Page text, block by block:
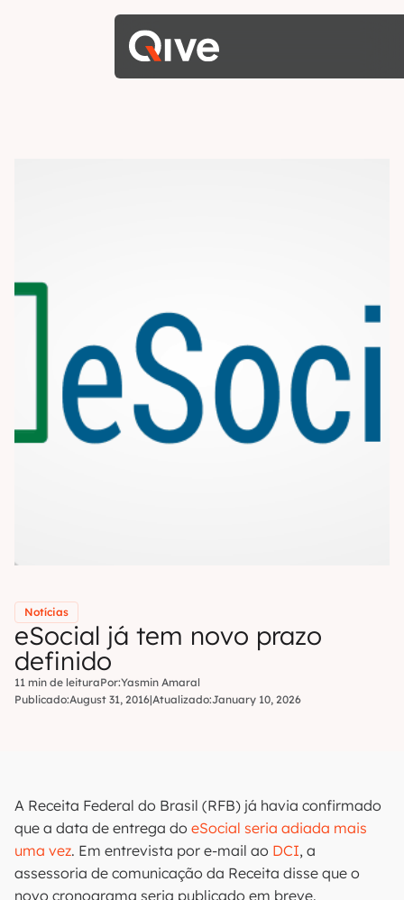
Notícias
eSocial já tem novo prazo
definido
11 min de leituraPor:Yasmin Amaral
Publicado:August 31, 2016|Atualizado:January 10, 2026
A Receita Federal do Brasil (RFB) já havia confirmado
que a data de entrega do eSocial seria adiada mais
uma vez. Em entrevista por e-mail ao DCI, a
assessoria de comunicação da Receita disse que o
novo cronograma seria publicado em breve.